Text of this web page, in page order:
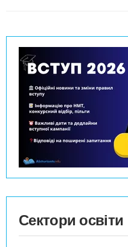
Сектори освіти